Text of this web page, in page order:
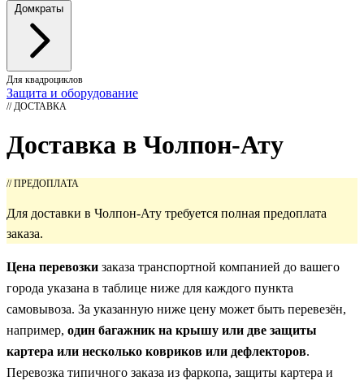
Домкраты
Для квадроциклов
Защита и оборудование
// ДОСТАВКА
Доставка в Чолпон-Ату
// ПРЕДОПЛАТА
Для доставки в Чолпон-Ату требуется полная предоплата
заказа.
Цена перевозки заказа транспортной компанией до вашего
города указана в таблице ниже для каждого пункта
самовывоза. За указанную ниже цену может быть перевезён,
например, один багажник на крышу или две защиты
картера или несколько ковриков или дефлекторов.
Перевозка типичного заказа из фаркопа, защиты картера и